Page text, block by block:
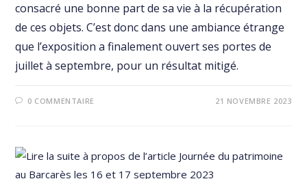
consacré une bonne part de sa vie à la récupération
de ces objets. C’est donc dans une ambiance étrange
que l’exposition a finalement ouvert ses portes de
juillet à septembre, pour un résultat mitigé.
0 COMMENTAIRE 21 NOVEMBRE 2023